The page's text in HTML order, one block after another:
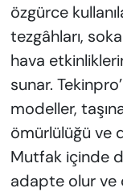
özgürce
tezgâhları,
hava
sunar.
modeller,
ömürlülüğü ve
Mutfak içinde
adapte olur ve